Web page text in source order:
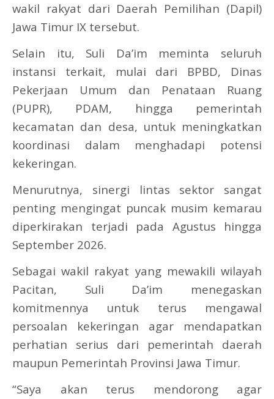
wakil rakyat dari Daerah Pemilihan (Dapil)
Jawa Timur IX tersebut.
Selain itu, Suli Da’im meminta seluruh
instansi terkait, mulai dari BPBD, Dinas
Pekerjaan Umum dan Penataan Ruang
(PUPR), PDAM, hingga pemerintah
kecamatan dan desa, untuk meningkatkan
koordinasi dalam menghadapi potensi
kekeringan.
Menurutnya, sinergi lintas sektor sangat
penting mengingat puncak musim kemarau
diperkirakan terjadi pada Agustus hingga
September 2026.
Sebagai wakil rakyat yang mewakili wilayah
Pacitan, Suli Da’im menegaskan
komitmennya untuk terus mengawal
persoalan kekeringan agar mendapatkan
perhatian serius dari pemerintah daerah
maupun Pemerintah Provinsi Jawa Timur.
“Saya akan terus mendorong agar